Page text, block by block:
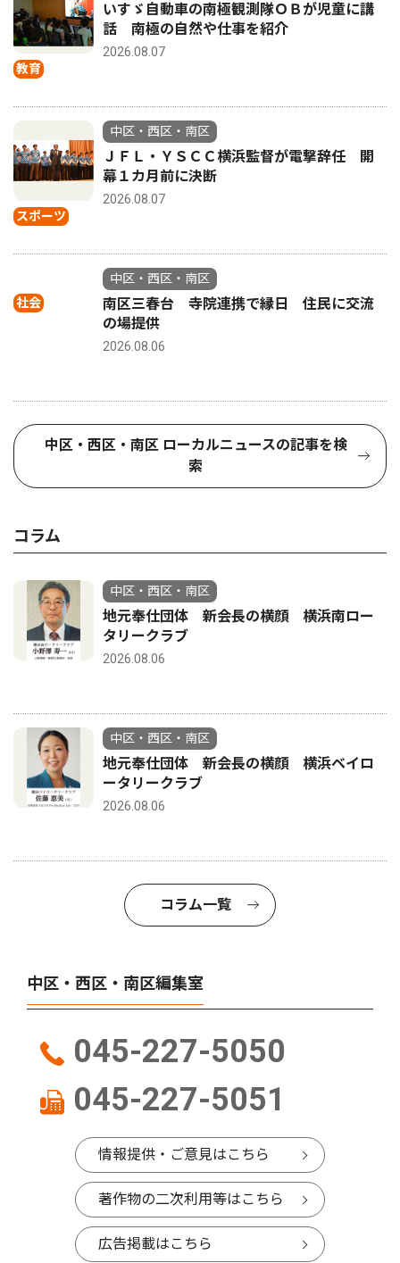
教育
いすゞ自動車の南極観測隊ＯＢが児童に講
話 南極の自然や仕事を紹介
2026.08.07
スポーツ
中区・西区・南区
ＪＦＬ・ＹＳＣＣ横浜監督が電撃辞任 開
幕１カ月前に決断
2026.08.07
社会
中区・西区・南区
南区三春台 寺院連携で縁日 住民に交流
の場提供
2026.08.06
中区・西区・南区 ローカルニュースの記事を検
索
コラム
中区・西区・南区
地元奉仕団体 新会長の横顔 横浜南ロー
タリークラブ
2026.08.06
中区・西区・南区
地元奉仕団体 新会長の横顔 横浜ベイロ
ータリークラブ
2026.08.06
コラム一覧
中区・西区・南区編集室
045-227-5050
045-227-5051
情報提供・ご意見はこちら
著作物の二次利用等はこちら
広告掲載はこちら